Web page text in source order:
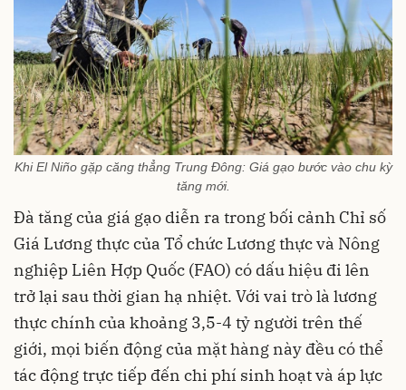
Khi El Niño gặp căng thẳng Trung Đông: Giá gạo bước vào chu kỳ
tăng mới.
Đà tăng của giá gạo diễn ra trong bối cảnh Chỉ số
Giá Lương thực của Tổ chức Lương thực và Nông
nghiệp Liên Hợp Quốc (FAO) có dấu hiệu đi lên
trở lại sau thời gian hạ nhiệt. Với vai trò là lương
thực chính của khoảng 3,5-4 tỷ người trên thế
giới, mọi biến động của mặt hàng này đều có thể
tác động trực tiếp đến chi phí sinh hoạt và áp lực